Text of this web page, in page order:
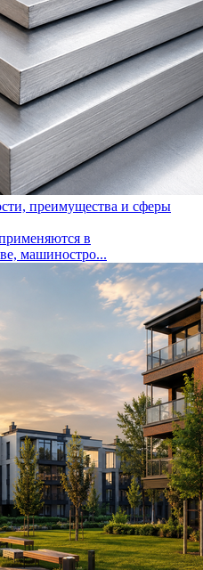
преимущества и сферы
в
машиностро...